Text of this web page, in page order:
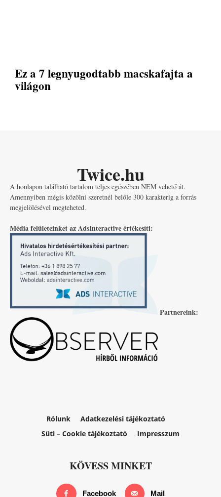
Ez a 7 legnyugodtabb macskafajta a
világon
Twice.hu
A honlapon található tartalom teljes egészében NEM vehető át.
Amennyiben mégis közölni szeretnél belőle 300 karakterig a forrás
megjelölésével megteheted.
Média felületeinket az AdsInteractive értékesíti:
Partnereink:
Rólunk
Adatkezelési tájékoztató
Süti – Cookie tájékoztató
Impresszum
KÖVESS MINKET
Facebook Mail